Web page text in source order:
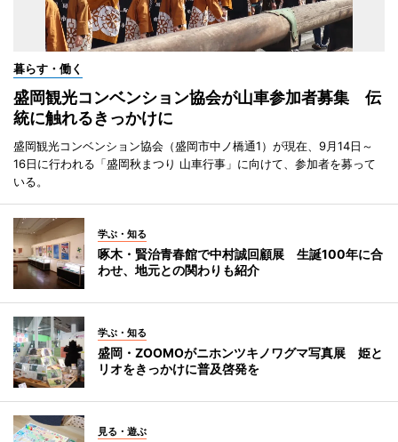
暮らす・働く
盛岡観光コンベンション協会が山車参加者募集 伝
統に触れるきっかけに
盛岡観光コンベンション協会（盛岡市中ノ橋通1）が現在、9月14日～
16日に行われる「盛岡秋まつり 山車行事」に向けて、参加者を募って
いる。
学ぶ・知る
啄木・賢治青春館で中村誠回顧展 生誕100年に合
わせ、地元との関わりも紹介
学ぶ・知る
盛岡・ZOOMOがニホンツキノワグマ写真展 姫と
リオをきっかけに普及啓発を
見る・遊ぶ